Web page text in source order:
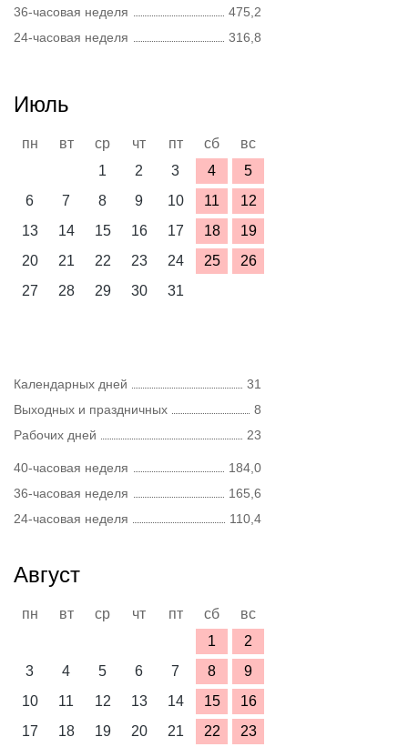
36-часовая неделя
475,2
24-часовая неделя
316,8
Июль
пн вт ср чт пт сб
вс
1
2 3 4
5
6
7 8 9 10 11
12
13
14 15 16 17 18
19
20
21 22 23 24 25
26
27
28 29 30 31
Календарных дней
31
Выходных и праздничных
8
Рабочих дней
23
40-часовая неделя
184,0
36-часовая неделя
165,6
24-часовая неделя
110,4
Август
пн вт ср чт пт сб
вс
1
2
3
4 5 6 7 8
9
10
11 12 13 14 15
16
17
18 19 20 21 22
23